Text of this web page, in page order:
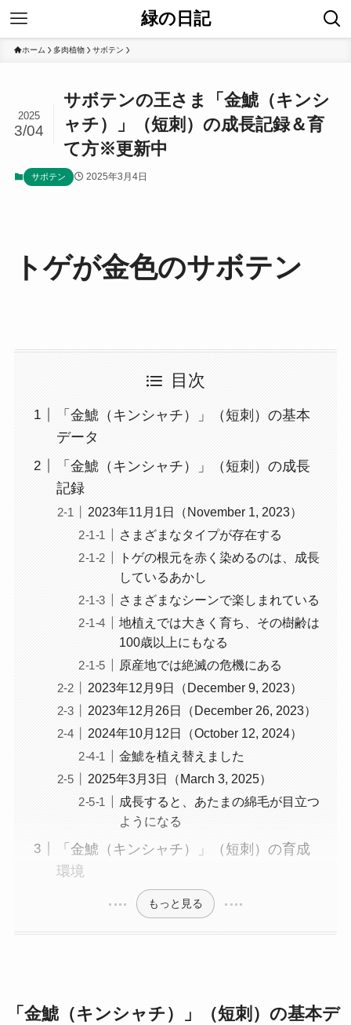
緑の日記
ホーム 多肉植物 サボテン
サボテンの王さま「金鯱（キンシ
ャチ）」（短刺）の成長記録＆育
て方※更新中
2025
3/04
サボテン 2025年3月4日
トゲが金色のサボテン
目次
「金鯱（キンシャチ）」（短刺）の基本
データ
「金鯱（キンシャチ）」（短刺）の成長
記録
2023年11月1日（November 1, 2023）
さまざまなタイプが存在する
トゲの根元を赤く染めるのは、成長
しているあかし
さまざまなシーンで楽しまれている
地植えでは大きく育ち、その樹齢は
100歳以上にもなる
原産地では絶滅の危機にある
2023年12月9日（December 9, 2023）
2023年12月26日（December 26, 2023）
2024年10月12日（October 12, 2024）
金鯱を植え替えました
2025年3月3日（March 3, 2025）
成長すると、あたまの綿毛が目立つ
ようになる
「金鯱（キンシャチ）」（短刺）の育成
環境
もっと見る
「金鯱（キンシャチ）」（短刺）の基本デ